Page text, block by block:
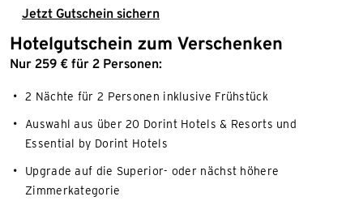
Jetzt Gutschein sichern
Hotelgutschein zum Verschenken
Nur 259 € für 2 Personen:
2 Nächte für 2 Personen inklusive Frühstück
Auswahl aus über 20 Dorint Hotels & Resorts und
Essential by Dorint Hotels
Upgrade auf die Superior- oder nächst höhere
Zimmerkategorie